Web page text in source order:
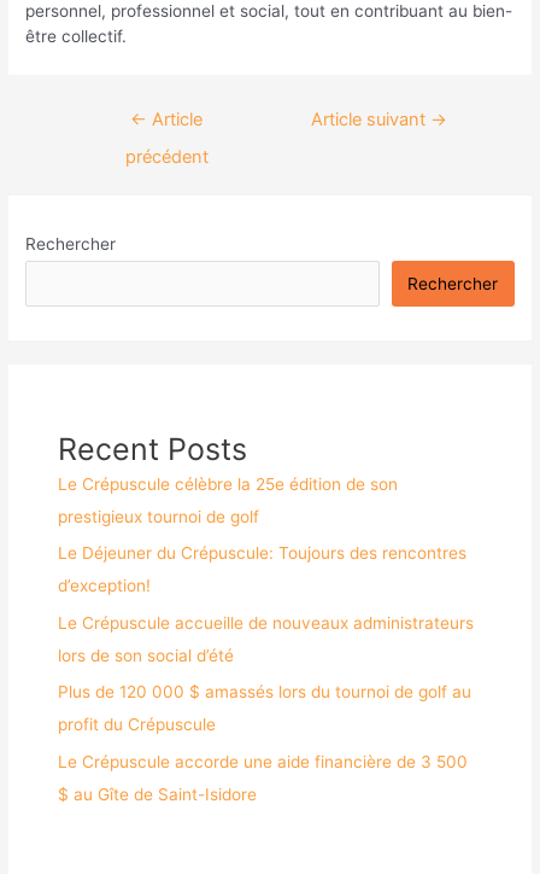
personnel, professionnel et social, tout en contribuant au bien-
être collectif.
← Article
précédent
Article suivant →
Rechercher
Rechercher
Recent Posts
Le Crépuscule célèbre la 25e édition de son
prestigieux tournoi de golf
Le Déjeuner du Crépuscule: Toujours des rencontres
d’exception!
Le Crépuscule accueille de nouveaux administrateurs
lors de son social d’été
Plus de 120 000 $ amassés lors du tournoi de golf au
profit du Crépuscule
Le Crépuscule accorde une aide financière de 3 500
$ au Gîte de Saint-Isidore